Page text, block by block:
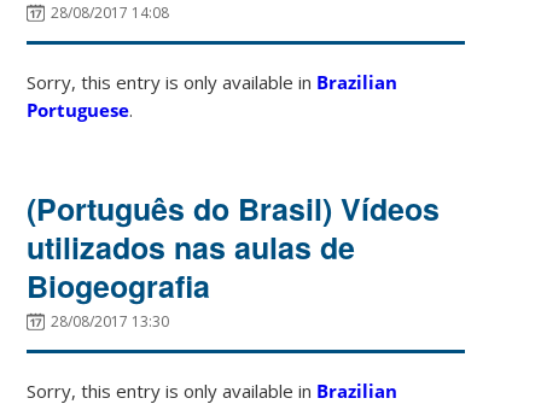
28/08/2017 14:08
Sorry, this entry is only available in Brazilian
Portuguese.
(Português do Brasil) Vídeos
utilizados nas aulas de
Biogeografia
28/08/2017 13:30
Sorry, this entry is only available in Brazilian